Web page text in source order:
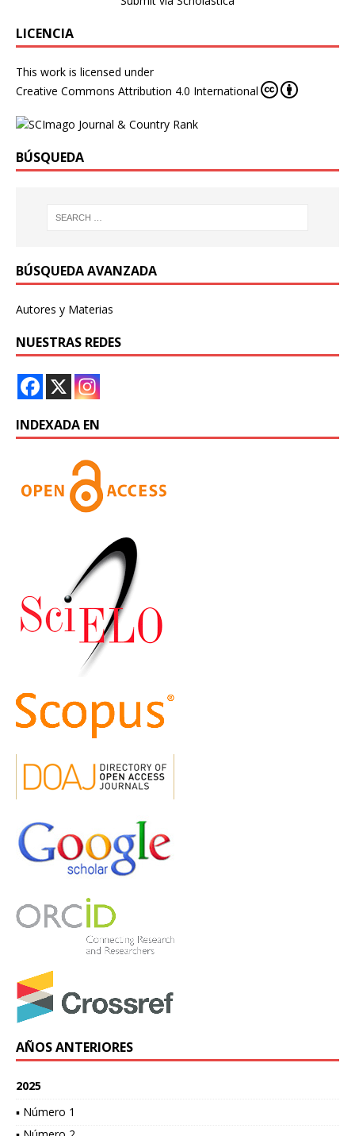
LICENCIA
This work is licensed under
Creative Commons Attribution 4.0 International
BÚSQUEDA
BÚSQUEDA AVANZADA
Autores y Materias
NUESTRAS REDES
INDEXADA EN
AÑOS ANTERIORES
2025
▪ Número 1